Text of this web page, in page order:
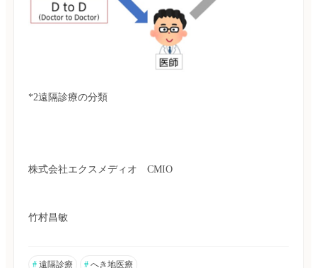
株式会社エクスメディオ　CMIO
竹村昌敏
# 遠隔診療 # へき地医療